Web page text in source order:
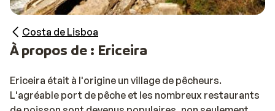
Costa de Lisboa
À propos de : Ericeira
Ericeira était à l'origine un village de pêcheurs.
L'agréable port de pêche et les nombreux restaurants